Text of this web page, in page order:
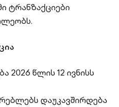
ტრანზაქციები
2026 წლის 12 ივნისს
დაუკავშირდება